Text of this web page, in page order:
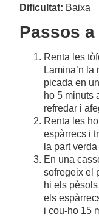
Dificultat: Baixa
Passos
Renta les
Lamina’n la
picada en
ho 5 minuts
refredar i
Renta les
espàrrecs i
la part
En una
sofregeix el
hi els
els
i cou-ho 15